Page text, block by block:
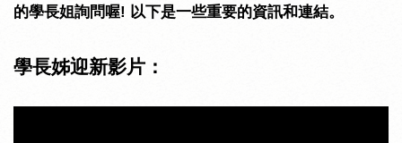
的學長姐詢問喔! 以下是一些重要的資訊和連結。
學長姊迎新影片：